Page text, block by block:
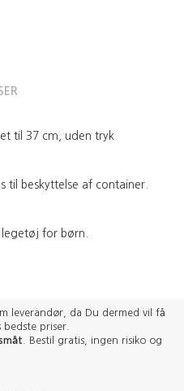
til 37 cm, uden tryk
til beskyttelse af container.
for børn.
leverandør, da Du dermed vil få
priser.
. Bestil gratis, ingen risiko og